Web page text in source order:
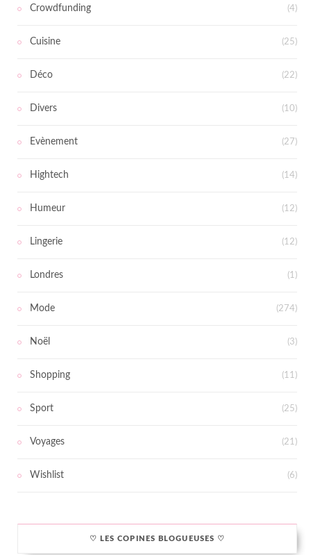
Crowdfunding (4)
Cuisine (25)
Déco (22)
Divers (10)
Evènement (27)
Hightech (14)
Humeur (12)
Lingerie (12)
Londres (1)
Mode (274)
Noël (3)
Shopping (11)
Sport (25)
Voyages (21)
Wishlist (6)
♡ LES COPINES BLOGUEUSES ♡